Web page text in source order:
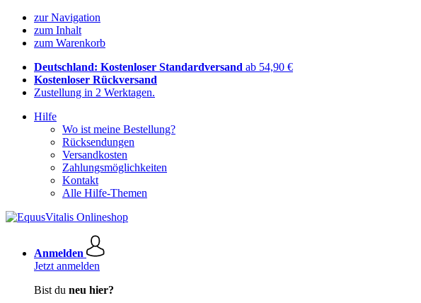
zur Navigation
zum Inhalt
zum Warenkorb
Deutschland: Kostenloser Standardversand ab 54,90 €
Kostenloser Rückversand
Zustellung in 2 Werktagen.
Hilfe
Wo ist meine Bestellung?
Rücksendungen
Versandkosten
Zahlungsmöglichkeiten
Kontakt
Alle Hilfe-Themen
Anmelden
Jetzt anmelden
Bist du neu hier?